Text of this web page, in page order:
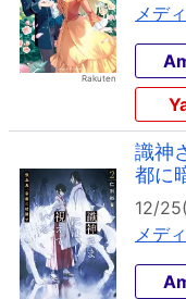
メデ
識神
都に
12/
メデ